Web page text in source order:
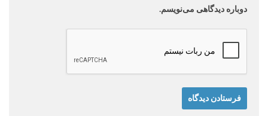
دوباره دیدگاهی می‌نویسم.